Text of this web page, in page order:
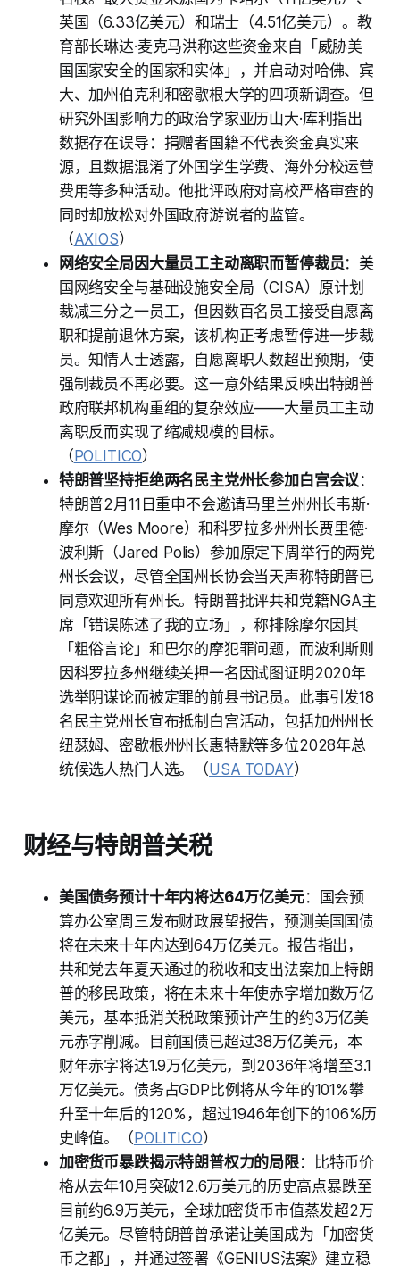
英国（6.33亿美元）和瑞士（4.51亿美元）。教
育部长琳达·麦克马洪称这些资金来自「威胁美
国国家安全的国家和实体」，并启动对哈佛、宾
大、加州伯克利和密歇根大学的四项新调查。但
研究外国影响力的政治学家亚历山大·库利指出
数据存在误导：捐赠者国籍不代表资金真实来
源，且数据混淆了外国学生学费、海外分校运营
费用等多种活动。他批评政府对高校严格审查的
同时却放松对外国政府游说者的监管。
（AXIOS）
网络安全局因大量员工主动离职而暂停裁员：美
国网络安全与基础设施安全局（CISA）原计划
裁减三分之一员工，但因数百名员工接受自愿离
职和提前退休方案，该机构正考虑暂停进一步裁
员。知情人士透露，自愿离职人数超出预期，使
强制裁员不再必要。这一意外结果反映出特朗普
政府联邦机构重组的复杂效应——大量员工主动
离职反而实现了缩减规模的目标。
（POLITICO）
特朗普坚持拒绝两名民主党州长参加白宫会议 ：
特朗普2月11日重申不会邀请马里兰州州长韦斯·
摩尔（Wes Moore）和科罗拉多州州长贾里德·
波利斯（Jared Polis）参加原定下周举行的两党
州长会议，尽管全国州长协会当天声称特朗普已
同意欢迎所有州长。特朗普批评共和党籍NGA主
席「错误陈述了我的立场」，称排除摩尔因其
「粗俗言论」和巴尔的摩犯罪问题，而波利斯则
因科罗拉多州继续关押一名因试图证明2020年
选举阴谋论而被定罪的前县书记员。此事引发18
名民主党州长宣布抵制白宫活动，包括加州州长
纽瑟姆、密歇根州州长惠特默等多位2028年总
统候选人热门人选。（USA TODAY）
财经与特朗普关税
美国债务预计十年内将达64万亿美元：国会预
算办公室周三发布财政展望报告，预测美国国债
将在未来十年内达到64万亿美元。报告指出，
共和党去年夏天通过的税收和支出法案加上特朗
普的移民政策，将在未来十年使赤字增加数万亿
美元，基本抵消关税政策预计产生的约3万亿美
元赤字削减。目前国债已超过38万亿美元，本
财年赤字将达1.9万亿美元，到2036年将增至3.1
万亿美元。债务占GDP比例将从今年的101%攀
升至十年后的120%，超过1946年创下的106%历
史峰值。（POLITICO）
加密货币暴跌揭示特朗普权力的局限：比特币价
格从去年10月突破12.6万美元的历史高点暴跌至
目前约6.9万美元，全球加密货币市值蒸发超2万
亿美元。尽管特朗普曾承诺让美国成为「加密货
币之都」，并通过签署《GENIUS法案》建立稳